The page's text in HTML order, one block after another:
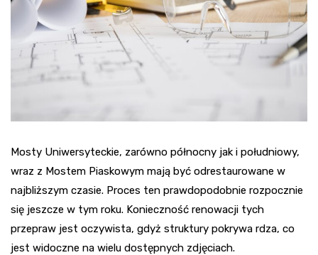
Mosty Uniwersyteckie, zarówno północny jak i południowy,
wraz z Mostem Piaskowym mają być odrestaurowane w
najbliższym czasie. Proces ten prawdopodobnie rozpocznie
się jeszcze w tym roku. Konieczność renowacji tych
przepraw jest oczywista, gdyż struktury pokrywa rdza, co
jest widoczne na wielu dostępnych zdjęciach.